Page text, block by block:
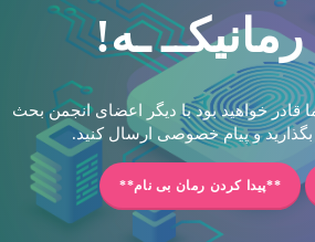
رمانیکــ ـه!
قادر خواهید بود با دیگر اعضای انجمن بحث
بگذارید و پیام خصوصی ارسال کنید.
**پیدا کردن رمان بی نام**